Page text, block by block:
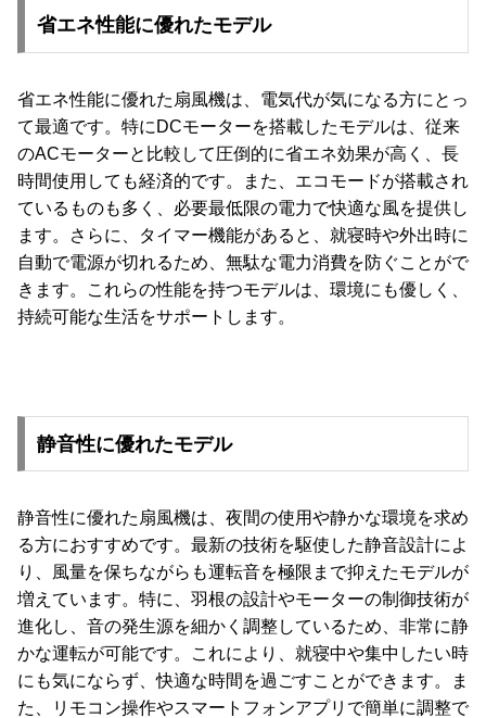
省エネ性能に優れたモデル
省エネ性能に優れた扇風機は、電気代が気になる方にとっ
て最適です。特にDCモーターを搭載したモデルは、従来
のACモーターと比較して圧倒的に省エネ効果が高く、長
時間使用しても経済的です。また、エコモードが搭載され
ているものも多く、必要最低限の電力で快適な風を提供し
ます。さらに、タイマー機能があると、就寝時や外出時に
自動で電源が切れるため、無駄な電力消費を防ぐことがで
きます。これらの性能を持つモデルは、環境にも優しく、
持続可能な生活をサポートします。
静音性に優れたモデル
静音性に優れた扇風機は、夜間の使用や静かな環境を求め
る方におすすめです。最新の技術を駆使した静音設計によ
り、風量を保ちながらも運転音を極限まで抑えたモデルが
増えています。特に、羽根の設計やモーターの制御技術が
進化し、音の発生源を細かく調整しているため、非常に静
かな運転が可能です。これにより、就寝中や集中したい時
にも気にならず、快適な時間を過ごすことができます。ま
た、リモコン操作やスマートフォンアプリで簡単に調整で